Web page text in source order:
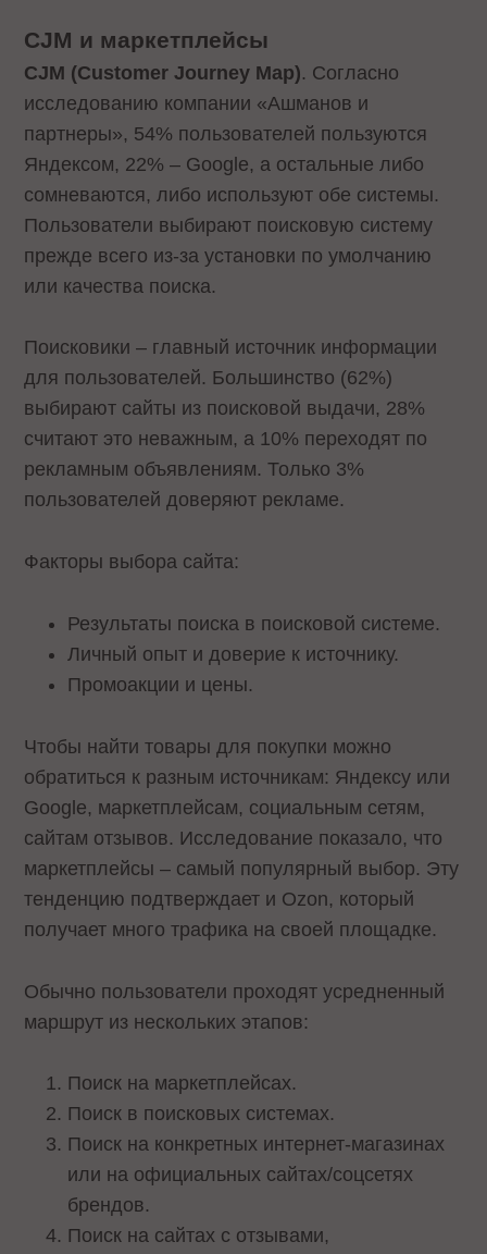
CJM и маркетплейсы
CJM (Customer Journey Map). Согласно
исследованию компании «Ашманов и
партнеры», 54% пользователей пользуются
Яндексом, 22% – Google, а остальные либо
сомневаются, либо используют обе системы.
Пользователи выбирают поисковую систему
прежде всего из-за установки по умолчанию
или качества поиска.
Поисковики – главный источник информации
для пользователей. Большинство (62%)
выбирают сайты из поисковой выдачи, 28%
считают это неважным, а 10% переходят по
рекламным объявлениям. Только 3%
пользователей доверяют рекламе.
Факторы выбора сайта:
Результаты поиска в поисковой системе.
Личный опыт и доверие к источнику.
Промоакции и цены.
Чтобы найти товары для покупки можно
обратиться к разным источникам: Яндексу или
Google, маркетплейсам, социальным сетям,
сайтам отзывов. Исследование показало, что
маркетплейсы – самый популярный выбор. Эту
тенденцию подтверждает и Ozon, который
получает много трафика на своей площадке.
Обычно пользователи проходят усредненный
маршрут из нескольких этапов:
Поиск на маркетплейсах.
Поиск в поисковых системах.
Поиск на конкретных интернет-магазинах
или на официальных сайтах/соцсетях
брендов.
Поиск на сайтах с отзывами,